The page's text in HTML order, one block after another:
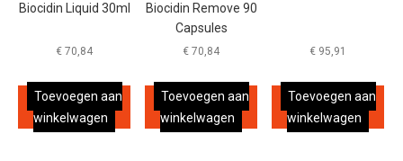
Biocidin Liquid 30ml
€ 70,84
Toevoegen aan
winkelwagen
Biocidin Remove 90
Capsules
€ 70,84
Toevoegen aan
winkelwagen
€ 95,91
Toevoegen aan
winkelwagen